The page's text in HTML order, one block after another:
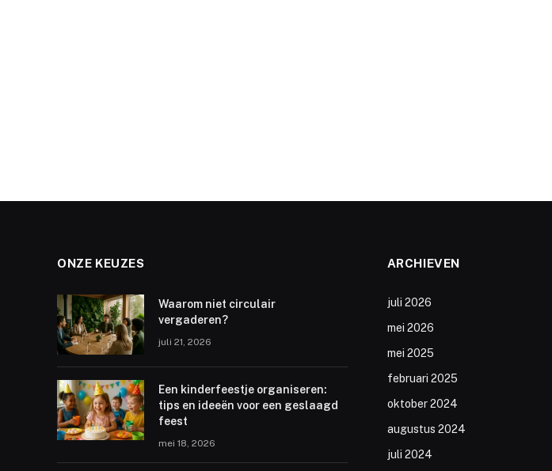
ONZE KEUZES
Waarom niet circulair
vergaderen?
juli 21, 2026
Een kinderfeestje organiseren:
tips en ideeën voor een geslaagd
feest
mei 18, 2026
ARCHIEVEN
juli 2026
mei 2026
mei 2025
februari 2025
oktober 2024
augustus 2024
juli 2024